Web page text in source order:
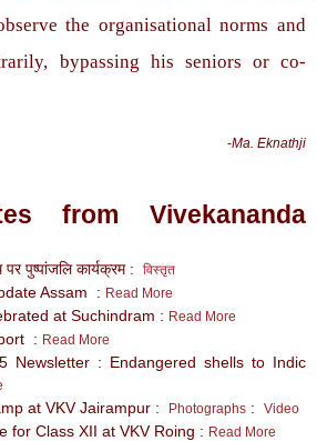
the organisational norms and
bypassing his seniors or co-
-Ma. Eknathji
from Vivekananda
पर पुष्पांजलि कार्यक्रम : विस्तृत
Assam : Read More
at Suchindram : Read More
: Read More
Newsletter : Endangered shells to Indic
at VKV Jairampur : Photographs : Video
for Class XII at VKV Roing : Read More